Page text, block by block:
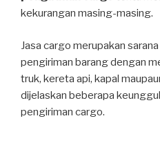
kekurangan masing-masing.
Jasa cargo merupakan
pengiriman barang dengan
truk, kereta api, kapal
dijelaskan beberapa
pengiriman cargo.